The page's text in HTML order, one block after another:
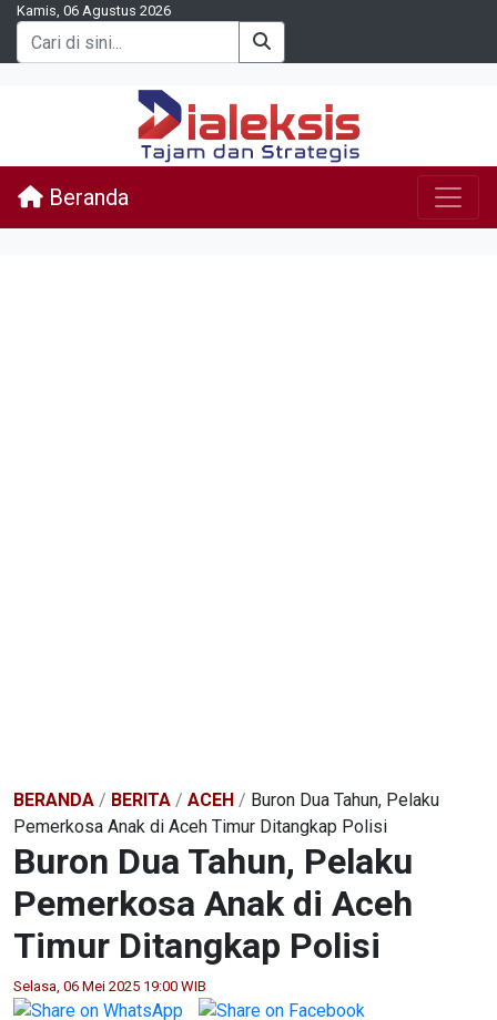
Kamis, 06 Agustus 2026
Beranda
BERANDA / BERITA / ACEH / Buron Dua Tahun, Pelaku
Pemerkosa Anak di Aceh Timur Ditangkap Polisi
Buron Dua Tahun, Pelaku
Pemerkosa Anak di Aceh
Timur Ditangkap Polisi
Selasa, 06 Mei 2025 19:00 WIB